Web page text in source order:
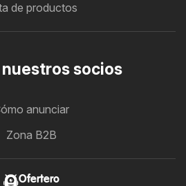
de productos
socios
anunciar
Zona B2B
Ofertero